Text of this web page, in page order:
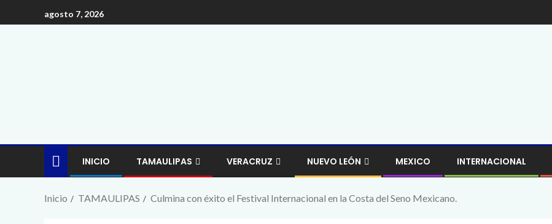
agosto 7, 2026
INICIO TAMAULIPAS VERACRUZ NUEVO LEÓN MEXICO INTERNACIONAL
Inicio TAMAULIPAS Culmina con éxito el Festival Internacional en la Costa del Seno Mexicano.